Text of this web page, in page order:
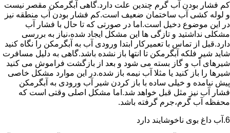
کم فشار بودن آب گرم چندین علت دارد.گاهی آبگرمکن مقصر نیست
و لوله کشی آب ساختمان ضعیف است.کم فشار بودن آب منطقه نیز
در این موضوع دخیل است.اما در صورتی که تا حال با فشار آب
مشکلی نداشتید و تازگی ها این مشکل ایجاد شده،نیاز به بررسی
دارد.قبل از تماس با تعمیرکار ابتدا ورودی آب به آبگرمکن را نگاه کنید
شاید شیر فلکه آبگرمکن تا انتها باز نشده باشد.گاهی به دلیل مسافرت
شیرهای آب و گاز بسته می شود و بعد از بازگشت فراموش می کنید
شیرها را باز کنید یا مثلا آب نیمه باز شده.در این موارد مشکل خاصی
پیش نیامده و خیلی ساده با باز کردن شیر آب ورودی به آبگرمکن
فشار آب نیز مثل قبل خواهد شد.اما مشکل اصلی وقتی است که
محفظه آب گرم،جرم گرفته باشد.
6.آب داغ بوی ناخوشایند دارد